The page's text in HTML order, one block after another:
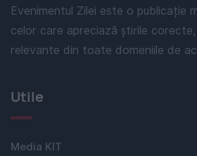
Evenimentul Zilei este o publicație
celor care apreciază știrile
relevante din toate domeniile de
Utile
Media KIT